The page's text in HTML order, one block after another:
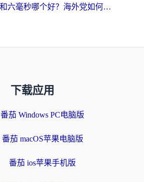
雷神手游和六毫秒哪个好？海外党如何真正解锁国内资源
下载应用
番茄 Windows PC电脑版
番茄 macOS苹果电脑版
番茄 ios苹果手机版